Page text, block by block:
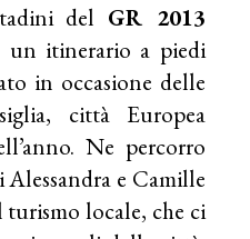
del GR 2013
un itinerario a piedi
in occasione delle
città Europea
Ne percorro
e Camille
locale, che ci